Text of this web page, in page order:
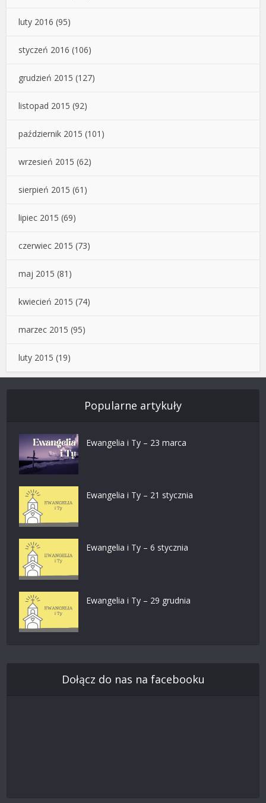
luty 2016 (95)
styczeń 2016 (106)
grudzień 2015 (127)
listopad 2015 (92)
październik 2015 (101)
wrzesień 2015 (62)
sierpień 2015 (61)
lipiec 2015 (69)
czerwiec 2015 (73)
maj 2015 (81)
kwiecień 2015 (74)
marzec 2015 (95)
luty 2015 (19)
Popularne artykuły
Ewangelia i Ty – 23 marca
Ewangelia i Ty – 21 stycznia
Ewangelia i Ty – 6 stycznia
Ewangelia i Ty – 29 grudnia
Dołącz do nas na facebooku